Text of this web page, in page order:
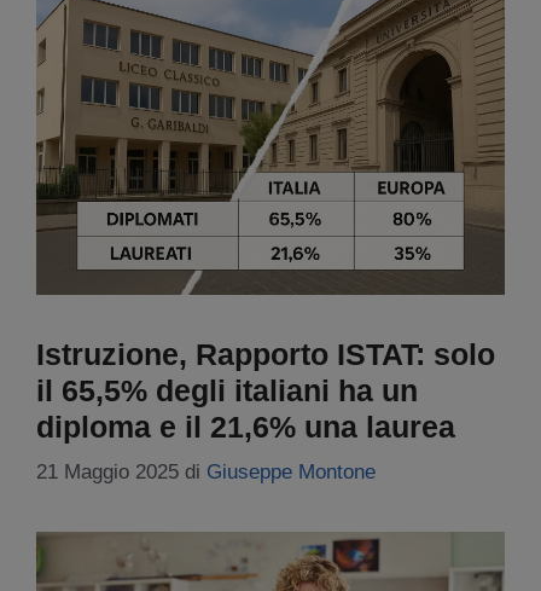
Istruzione, Rapporto ISTAT: solo
il 65,5% degli italiani ha un
diploma e il 21,6% una laurea
21 Maggio 2025 di Giuseppe Montone